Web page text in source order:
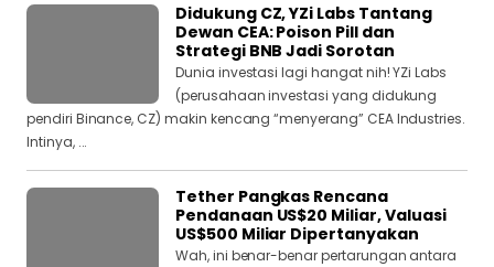
Didukung CZ, YZi Labs Tantang
Dewan CEA: Poison Pill dan
Strategi BNB Jadi Sorotan
Dunia investasi lagi hangat nih! YZi Labs
(perusahaan investasi yang didukung
pendiri Binance, CZ) makin kencang “menyerang” CEA Industries.
Intinya, ...
Tether Pangkas Rencana
Pendanaan US$20 Miliar, Valuasi
US$500 Miliar Dipertanyakan
Wah, ini benar-benar pertarungan antara